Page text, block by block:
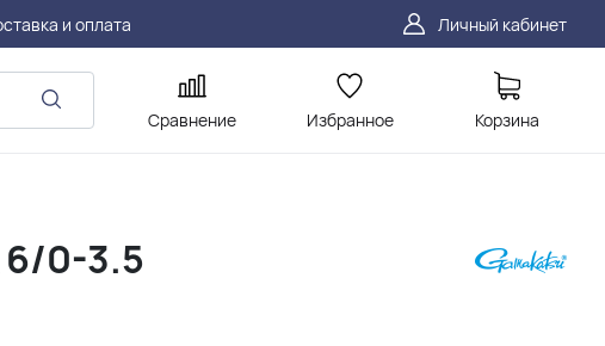
и оплата Личный кабинет
Сравнение Избранное Корзина
6/0-3.5